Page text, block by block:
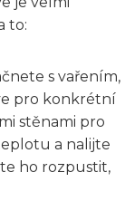
to:
s vařením,
pro konkrétní
stěnami pro
a nalijte
ho rozpustit,